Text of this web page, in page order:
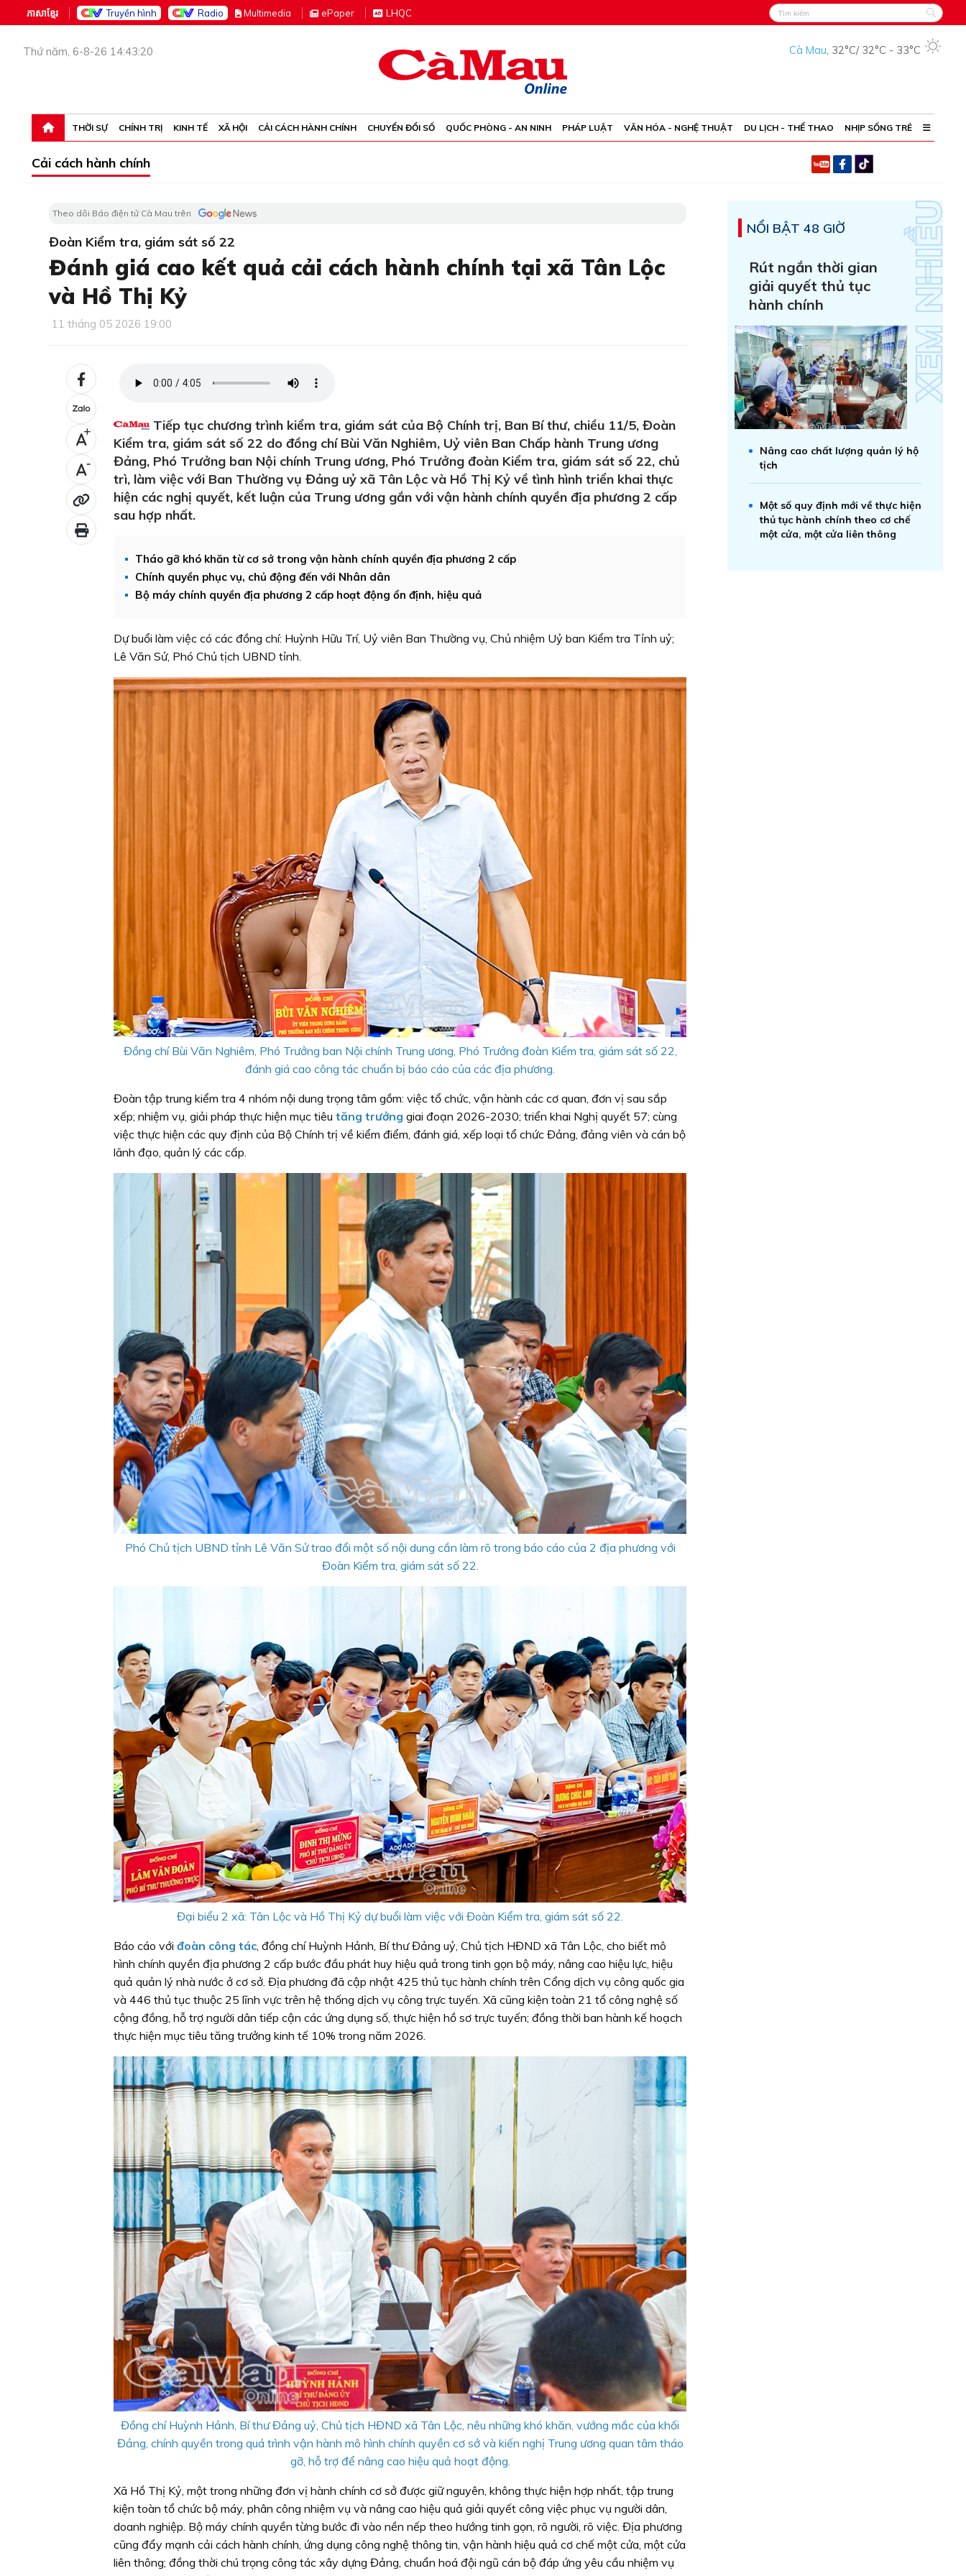
ភាសាខ្មែរ Truyền hình Radio Multimedia ePaper LHQC
Thứ năm, 6-8-26 14:43:20 Cà Mau, 32°C/ 32°C - 33°C
THỜI SỰ CHÍNH TRỊ KINH TẾ XÃ HỘI CẢI CÁCH HÀNH CHÍNH CHUYỂN ĐỔI SỐ QUỐC PHÒNG - AN NINH PHÁP LUẬT VĂN HÓA - NGHỆ THUẬT DU LỊCH - THỂ THAO NHỊP SỐNG TRẺ
Cải cách hành chính
Theo dõi Báo điện tử Cà Mau trên
Đoàn Kiểm tra, giám sát số 22
Đánh giá cao kết quả cải cách hành chính tại xã Tân Lộc
và Hồ Thị Kỷ
11 tháng 05 2026 19:00
+
-
Tiếp tục chương trình kiểm tra, giám sát của Bộ Chính trị, Ban Bí thư, chiều 11/5, Đoàn
Kiểm tra, giám sát số 22 do đồng chí Bùi Văn Nghiêm, Uỷ viên Ban Chấp hành Trung ương
Đảng, Phó Trưởng ban Nội chính Trung ương, Phó Trưởng đoàn Kiểm tra, giám sát số 22, chủ
trì, làm việc với Ban Thường vụ Đảng uỷ xã Tân Lộc và Hồ Thị Kỷ về tình hình triển khai thực
hiện các nghị quyết, kết luận của Trung ương gắn với vận hành chính quyền địa phương 2 cấp
sau hợp nhất.
Tháo gỡ khó khăn từ cơ sở trong vận hành chính quyền địa phương 2 cấp
Chính quyền phục vụ, chủ động đến với Nhân dân
Bộ máy chính quyền địa phương 2 cấp hoạt động ổn định, hiệu quả
Dự buổi làm việc có các đồng chí: Huỳnh Hữu Trí, Uỷ viên Ban Thường vụ, Chủ nhiệm Uỷ ban Kiểm tra Tỉnh uỷ;
Lê Văn Sử, Phó Chủ tịch UBND tỉnh.
Đồng chí Bùi Văn Nghiêm, Phó Trưởng ban Nội chính Trung ương, Phó Trưởng đoàn Kiểm tra, giám sát số 22,
đánh giá cao công tác chuẩn bị báo cáo của các địa phương.
Đoàn tập trung kiểm tra 4 nhóm nội dung trọng tâm gồm: việc tổ chức, vận hành các cơ quan, đơn vị sau sắp
xếp; nhiệm vụ, giải pháp thực hiện mục tiêu tăng trưởng giai đoạn 2026-2030; triển khai Nghị quyết 57; cùng
việc thực hiện các quy định của Bộ Chính trị về kiểm điểm, đánh giá, xếp loại tổ chức Đảng, đảng viên và cán bộ
lãnh đạo, quản lý các cấp.
Phó Chủ tịch UBND tỉnh Lê Văn Sử trao đổi một số nội dung cần làm rõ trong báo cáo của 2 địa phương với
Đoàn Kiểm tra, giám sát số 22.
Đại biểu 2 xã: Tân Lộc và Hồ Thị Kỷ dự buổi làm việc với Đoàn Kiểm tra, giám sát số 22.
Báo cáo với đoàn công tác , đồng chí Huỳnh Hảnh, Bí thư Đảng uỷ, Chủ tịch HĐND xã Tân Lộc, cho biết mô
hình chính quyền địa phương 2 cấp bước đầu phát huy hiệu quả trong tinh gọn bộ máy, nâng cao hiệu lực, hiệu
quả quản lý nhà nước ở cơ sở. Địa phương đã cập nhật 425 thủ tục hành chính trên Cổng dịch vụ công quốc gia
và 446 thủ tục thuộc 25 lĩnh vực trên hệ thống dịch vụ công trực tuyến. Xã cũng kiện toàn 21 tổ công nghệ số
cộng đồng, hỗ trợ người dân tiếp cận các ứng dụng số, thực hiện hồ sơ trực tuyến; đồng thời ban hành kế hoạch
thực hiện mục tiêu tăng trưởng kinh tế 10% trong năm 2026.
Đồng chí Huỳnh Hảnh, Bí thư Đảng uỷ, Chủ tịch HĐND xã Tân Lộc, nêu những khó khăn, vướng mắc của khối
Đảng, chính quyền trong quá trình vận hành mô hình chính quyền cơ sở và kiến nghị Trung ương quan tâm tháo
gỡ, hỗ trợ để nâng cao hiệu quả hoạt động.
Xã Hồ Thị Kỷ, một trong những đơn vị hành chính cơ sở được giữ nguyên, không thực hiện hợp nhất, tập trung
kiện toàn tổ chức bộ máy, phân công nhiệm vụ và nâng cao hiệu quả giải quyết công việc phục vụ người dân,
doanh nghiệp. Bộ máy chính quyền từng bước đi vào nền nếp theo hướng tinh gọn, rõ người, rõ việc. Địa phương
cũng đẩy mạnh cải cách hành chính, ứng dụng công nghệ thông tin, vận hành hiệu quả cơ chế một cửa, một cửa
liên thông; đồng thời chú trọng công tác xây dựng Đảng, chuẩn hoá đội ngũ cán bộ đáp ứng yêu cầu nhiệm vụ
NỔI BẬT 48 GIỜ
Rút ngắn thời gian
giải quyết thủ tục
hành chính
Nâng cao chất lượng quản lý hộ
tịch
Một số quy định mới về thực hiện
thủ tục hành chính theo cơ chế
một cửa, một cửa liên thông